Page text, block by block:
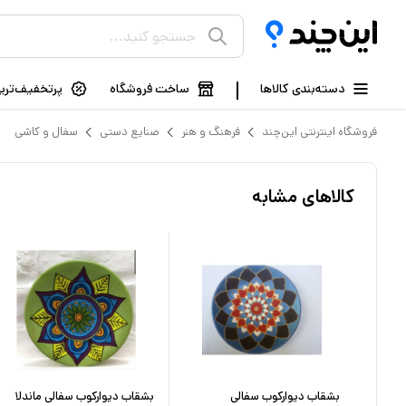
دسته‌بندی کالاها ساخت فروشگاه
فروشگاه اینترنتی این‌چند فرهنگ و هنر صنایع دستی سفال و کاشی
کالاهای مشابه
بشقاب دیوارکوب سفالی
بشقاب دیوارکوب سفالی ماندلا